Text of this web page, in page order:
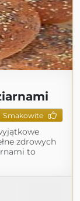
Smakowite
zdrowych
to